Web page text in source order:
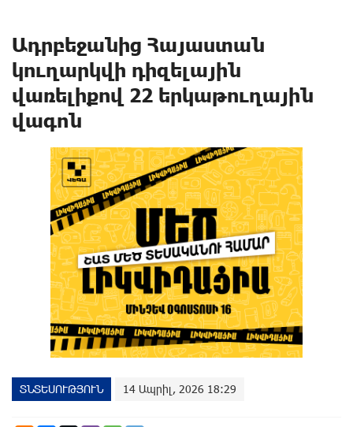
Ադրբեջանից Հայաստան
կուղարկվի դիզելային
վառելիքով 22 երկաթուղային
վագոն
ՏՆՏԵՍՈՒԹՅՈՒՆ 14 Ապրիլ, 2026 18:29